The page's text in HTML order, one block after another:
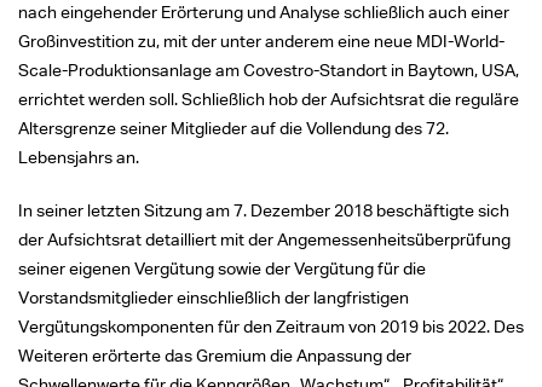
nach eingehender Erörterung und Analyse schließlich auch einer
Großinvestition zu, mit der unter anderem eine neue MDI-World-
Scale-Produktionsanlage am Covestro-Standort in Baytown, USA,
errichtet werden soll. Schließlich hob der Aufsichtsrat die reguläre
Altersgrenze seiner Mitglieder auf die Vollendung des 72.
Lebensjahrs an.
In seiner letzten Sitzung am 7. Dezember 2018 beschäftigte sich
der Aufsichtsrat detailliert mit der Angemessenheitsüberprüfung
seiner eigenen Vergütung sowie der Vergütung für die
Vorstandsmitglieder einschließlich der langfristigen
Vergütungskomponenten für den Zeitraum von 2019 bis 2022. Des
Weiteren erörterte das Gremium die Anpassung der